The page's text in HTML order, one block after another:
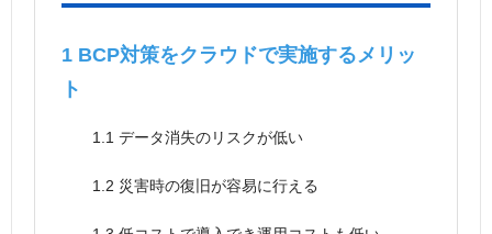
1 BCP対策をクラウドで実施するメリッ
ト
1.1 データ消失のリスクが低い
1.2 災害時の復旧が容易に行える